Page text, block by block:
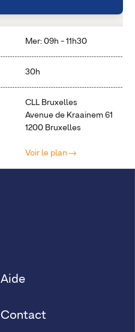
Mer: 09h - 11h30
30h
CLL Bruxelles
Avenue de Kraainem 61
1200 Bruxelles
Voir le plan
Aide
Contact